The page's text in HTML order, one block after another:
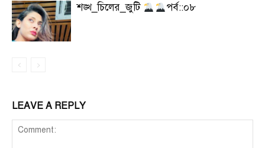
শঙ্খ_চিলের_জুটি পর্ব::০৮
LEAVE A REPLY